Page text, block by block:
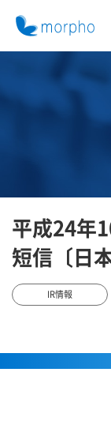
平成24年
短信〔日
IR情報